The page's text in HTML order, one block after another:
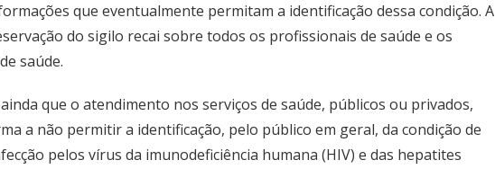
que eventualmente permitam a identificação dessa condição. A
do sigilo recai sobre todos os profissionais de saúde e os
saúde.
que o atendimento nos serviços de saúde, públicos ou privados,
a não permitir a identificação, pelo público em geral, da condição de
pelos vírus da imunodeficiência humana (HIV) e das hepatites